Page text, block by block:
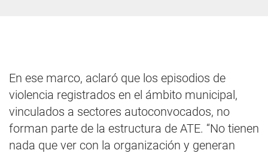
En ese marco, aclaró que los episodios de
violencia registrados en el ámbito municipal,
vinculados a sectores autoconvocados, no
forman parte de la estructura de ATE. “No tienen
nada que ver con la organización y generan